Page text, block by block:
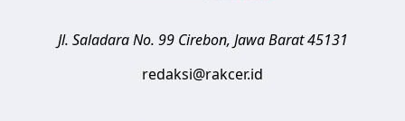
Jl. Saladara No. 99 Cirebon, Jawa Barat 45131
redaksi@rakcer.id